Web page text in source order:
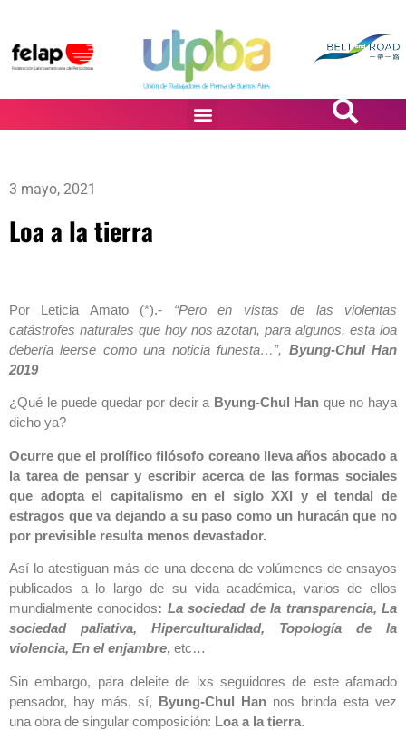
3 mayo, 2021
Loa a la tierra
Por Leticia Amato (*).- “Pero en vistas de las violentas
catástrofes naturales que hoy nos azotan, para algunos, esta loa
debería leerse como una noticia funesta…”, Byung-Chul Han
2019
¿Qué le puede quedar por decir a Byung-Chul Han que no haya
dicho ya?
Ocurre que el prolífico filósofo coreano lleva años abocado a
la tarea de pensar y escribir acerca de las formas sociales
que adopta el capitalismo en el siglo XXI y el tendal de
estragos que va dejando a su paso como un huracán que no
por previsible resulta menos devastador.
Así lo atestiguan más de una decena de volúmenes de ensayos
publicados a lo largo de su vida académica, varios de ellos
mundialmente conocidos: La sociedad de la transparencia, La
sociedad paliativa, Hiperculturalidad, Topología de la
violencia, En el enjambre, etc…
Sin embargo, para deleite de lxs seguidores de este afamado
pensador, hay más, sí, Byung-Chul Han nos brinda esta vez
una obra de singular composición: Loa a la tierra.